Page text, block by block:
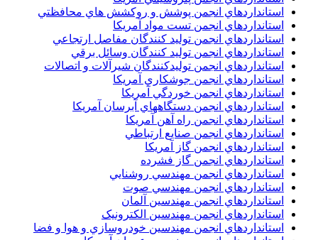
استانداردهاي انجمن پوشش و روکشش هاي محافظتي
استانداردهاي انجمن تست مواد آمريکا
استانداردهاي انجمن توليد کنندگان مفاصل ارتجاعي
استانداردهاي انجمن توليد کنندگان وسائل برقي
استانداردهاي انجمن توليدکنندگان شيرآلات و اتصالات
استانداردهاي انجمن جوشکاري آمريکا
استانداردهاي انجمن خوردگي آمريکا
استانداردهاي انجمن دستگاههاي آبرسان آمريکا
استانداردهاي انجمن راه آهن آمريکا
استانداردهاي انجمن صنايع ارتباطي
استانداردهاي انجمن گاز آمريکا
استانداردهاي انجمن گاز فشرده
استانداردهاي انجمن مهندسي روشنايي
استانداردهاي انجمن مهندسي صوت
استانداردهاي انجمن مهندسين آلمان
استانداردهاي انجمن مهندسين الکترونيک
استانداردهاي انجمن مهندسين خودروسازي و هوا و فضا